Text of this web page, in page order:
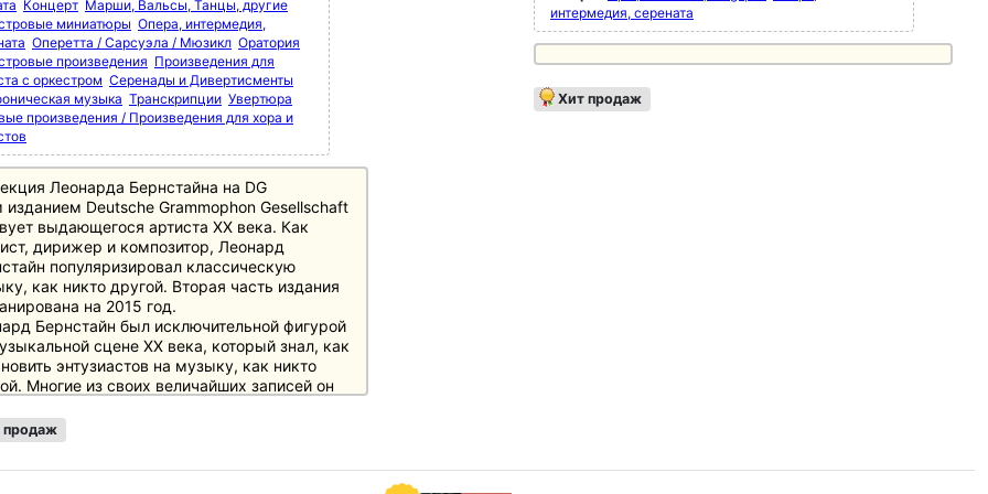
Концерт Марши, Вальсы, Танцы, другие
миниатюры Опера, интермедия,
Оперетта / Сарсуэла / Мюзикл Оратория
произведения Произведения для
с оркестром Серенады и Дивертисменты
музыка Транскрипции Увертюра
произведения / Произведения для хора и
Леонарда Бернстайна на DG
изданием Deutsche Grammophon Gesellschaft
выдающегося артиста XX века. Как
дирижер и композитор, Леонард
популяризировал классическую
как никто другой. Вторая часть издания
на 2015 год.
Бернстайн был исключительной фигурой
сцене XX века, который знал, как
энтузиастов на музыку, как никто
Многие из своих величайших записей он
в последний раз.
все записи Deutsche Grammophon (+ Decca
продаж
интермедия, серената
Хит продаж